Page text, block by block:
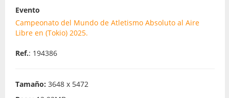
Evento
Campeonato del Mundo de Atletismo Absoluto al Aire
Libre en (Tokio) 2025.
Ref.: 194386
Tamaño: 3648 x 5472